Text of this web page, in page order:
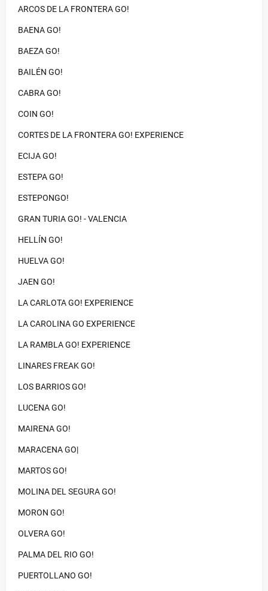
ARCOS DE LA FRONTERA GO!
BAENA GO!
BAEZA GO!
BAILÉN GO!
CABRA GO!
COIN GO!
CORTES DE LA FRONTERA GO! EXPERIENCE
ECIJA GO!
ESTEPA GO!
ESTEPONGO!
GRAN TURIA GO! - VALENCIA
HELLÍN GO!
HUELVA GO!
JAEN GO!
LA CARLOTA GO! EXPERIENCE
LA CAROLINA GO EXPERIENCE
LA RAMBLA GO! EXPERIENCE
LINARES FREAK GO!
LOS BARRIOS GO!
LUCENA GO!
MAIRENA GO!
MARACENA GO|
MARTOS GO!
MOLINA DEL SEGURA GO!
MORON GO!
OLVERA GO!
PALMA DEL RIO GO!
PUERTOLLANO GO!